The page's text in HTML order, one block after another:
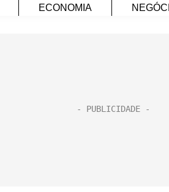
ECONOMIA